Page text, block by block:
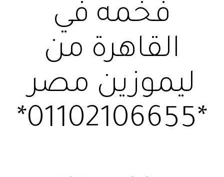
فخمه في
القاهرة من
ليموزين مصر
*01102106655*